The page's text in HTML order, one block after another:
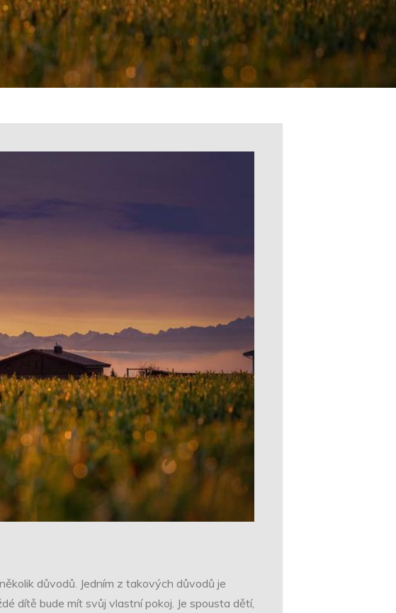
důvodů. Jedním z takových důvodů je
dítě bude mít svůj vlastní pokoj. Je spousta dětí,